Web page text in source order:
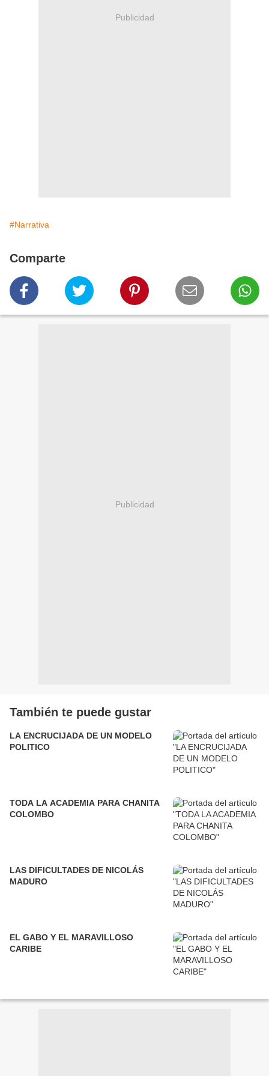
Publicidad
#Narrativa
Comparte
Publicidad
También te puede gustar
LA ENCRUCIJADA DE UN MODELO
POLITICO
TODA LA ACADEMIA PARA CHANITA
COLOMBO
LAS DIFICULTADES DE NICOLÁS
MADURO
EL GABO Y EL MARAVILLOSO
CARIBE